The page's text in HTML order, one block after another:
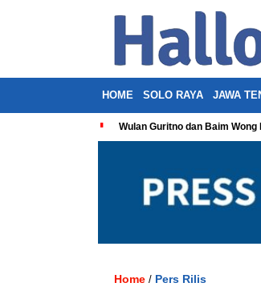
HOME SOLO RAYA JAWA
Wulan Guritno dan Baim
Home / Pers Rilis